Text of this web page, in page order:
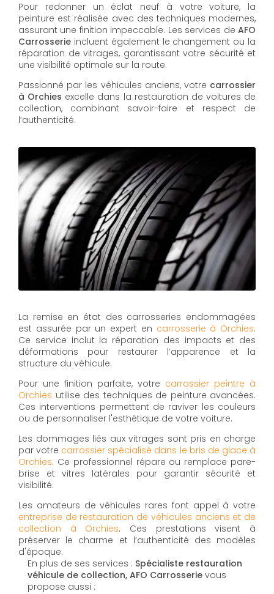
Pour redonner un éclat neuf à votre voiture, la
peinture est réalisée avec des techniques modernes,
assurant une finition impeccable. Les services de AFO
Carrosserie incluent également le changement ou la
réparation de vitrages, garantissant votre sécurité et
une visibilité optimale sur la route.
Passionné par les véhicules anciens, votre carrossier
à Orchies excelle dans la restauration de voitures de
collection, combinant savoir-faire et respect de
l’authenticité.
La remise en état des carrosseries endommagées
est assurée par un expert en carrosserie à Orchies.
Ce service inclut la réparation des impacts et des
déformations pour restaurer l’apparence et la
structure du véhicule.
Pour une finition parfaite, votre carrossier peintre à
Orchies utilise des techniques de peinture avancées.
Ces interventions permettent de raviver les couleurs
ou de personnaliser l'esthétique de votre voiture.
Les dommages liés aux vitrages sont pris en charge
par votre carrossier spécialisé dans le bris de glace à
Orchies. Ce professionnel répare ou remplace pare-
brise et vitres latérales pour garantir sécurité et
visibilité.
Les amateurs de véhicules rares font appel à votre
entreprise de restauration de véhicules anciens et de
collection à Orchies. Ces prestations visent à
préserver le charme et l’authenticité des modèles
d'époque.
En plus de ses services : Spécialiste restauration
véhicule de collection, AFO Carrosserie vous
propose aussi :